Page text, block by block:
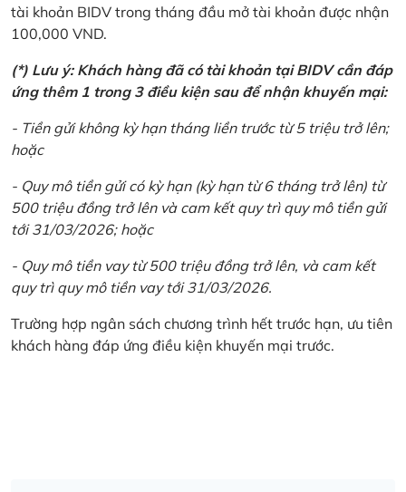
tài khoản BIDV trong tháng đầu mở tài khoản được nhận
100,000 VND.
(*) Lưu ý: Khách hàng đã có tài khoản tại BIDV cần đáp
ứng thêm 1 trong 3 điều kiện sau để nhận khuyến mại:
- Tiền gửi không kỳ hạn tháng liền trước từ 5 triệu trở lên;
hoặc
- Quy mô tiền gửi có kỳ hạn (kỳ hạn từ 6 tháng trở lên) từ
500 triệu đồng trở lên và cam kết quy trì quy mô tiền gửi
tới 31/03/2026; hoặc
- Quy mô tiền vay từ 500 triệu đồng trở lên, và cam kết
quy trì quy mô tiền vay tới 31/03/2026.
Trường hợp ngân sách chương trình hết trước hạn, ưu tiên
khách hàng đáp ứng điều kiện khuyến mại trước.